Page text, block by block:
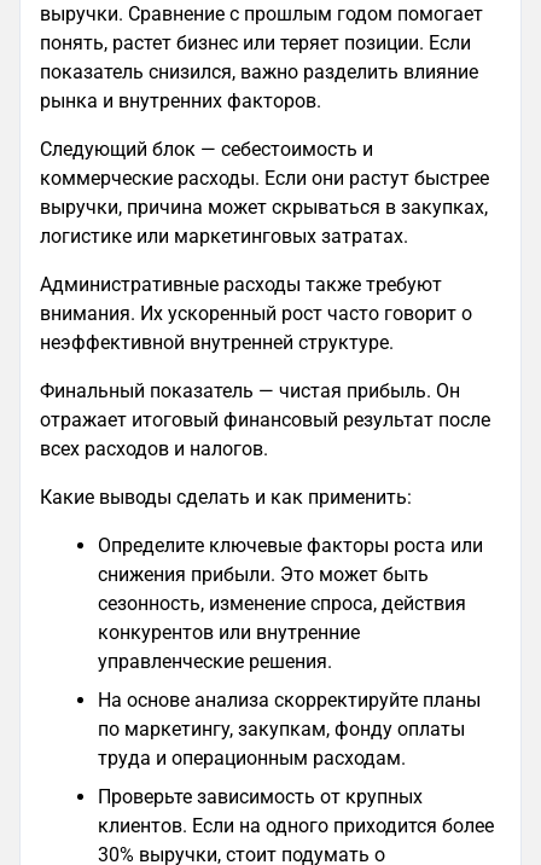
выручки. Сравнение с прошлым годом помогает
понять, растет бизнес или теряет позиции. Если
показатель снизился, важно разделить влияние
рынка и внутренних факторов.
Следующий блок — себестоимость и
коммерческие расходы. Если они растут быстрее
выручки, причина может скрываться в закупках,
логистике или маркетинговых затратах.
Административные расходы также требуют
внимания. Их ускоренный рост часто говорит о
неэффективной внутренней структуре.
Финальный показатель — чистая прибыль. Он
отражает итоговый финансовый результат после
всех расходов и налогов.
Какие выводы сделать и как применить:
Определите ключевые факторы роста или
снижения прибыли. Это может быть
сезонность, изменение спроса, действия
конкурентов или внутренние
управленческие решения.
На основе анализа скорректируйте планы
по маркетингу, закупкам, фонду оплаты
труда и операционным расходам.
Проверьте зависимость от крупных
клиентов. Если на одного приходится более
30% выручки, стоит подумать о